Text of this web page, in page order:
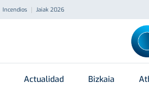
Incendios Jaiak 2026
Actualidad Bizkaia